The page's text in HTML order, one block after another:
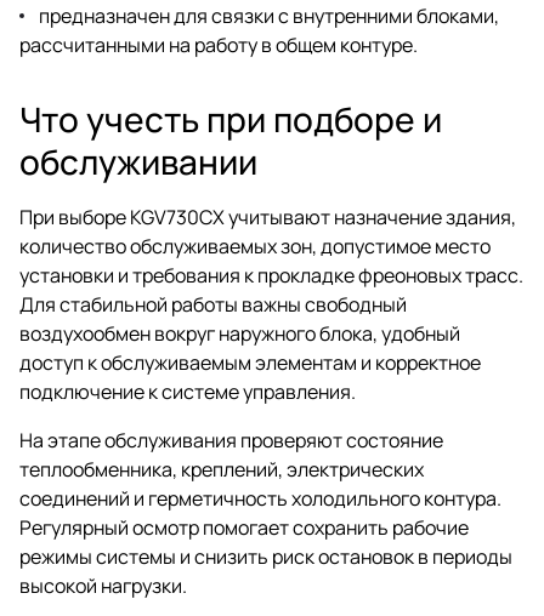
предназначен для связки с внутренними блоками,
рассчитанными на работу в общем контуре.
Что учесть при подборе и
обслуживании
При выборе KGV730CX учитывают назначение здания,
количество обслуживаемых зон, допустимое место
установки и требования к прокладке фреоновых трасс.
Для стабильной работы важны свободный
воздухообмен вокруг наружного блока, удобный
доступ к обслуживаемым элементам и корректное
подключение к системе управления.
На этапе обслуживания проверяют состояние
теплообменника, креплений, электрических
соединений и герметичность холодильного контура.
Регулярный осмотр помогает сохранить рабочие
режимы системы и снизить риск остановок в периоды
высокой нагрузки.